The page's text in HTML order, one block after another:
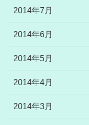
2014年7月
2014年6月
2014年5月
2014年4月
2014年3月